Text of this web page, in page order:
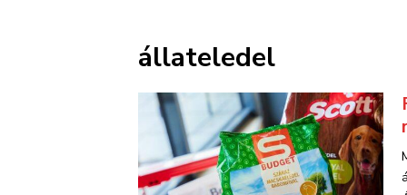
állateledel